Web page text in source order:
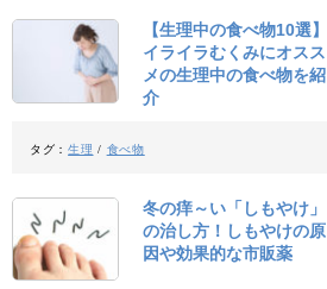
【生理中の食べ物10選】
イライラむくみにオスス
メの生理中の食べ物を紹
介
タグ：生理 / 食べ物
冬の痒～い「しもやけ」
の治し方！しもやけの原
因や効果的な市販薬